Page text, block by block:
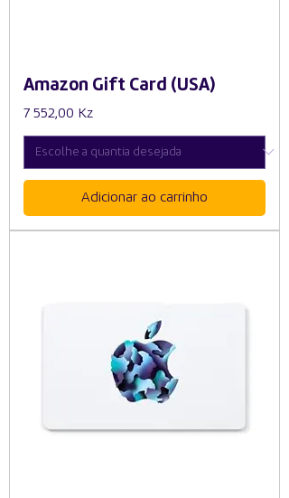
Amazon Gift Card (USA)
Preço
7 552,00 Kz
Adicionar ao carrinho